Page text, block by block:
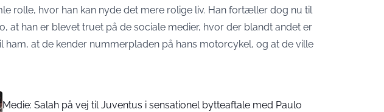
rolle, hvor han kan nyde det mere rolige liv. Han fortæller dog nu til
at han er blevet truet på de sociale medier, hvor der blandt andet er
ham, at de kender nummerpladen på hans motorcykel, og at de ville
Medie: Salah på vej til Juventus i sensationel bytteaftale med Paulo